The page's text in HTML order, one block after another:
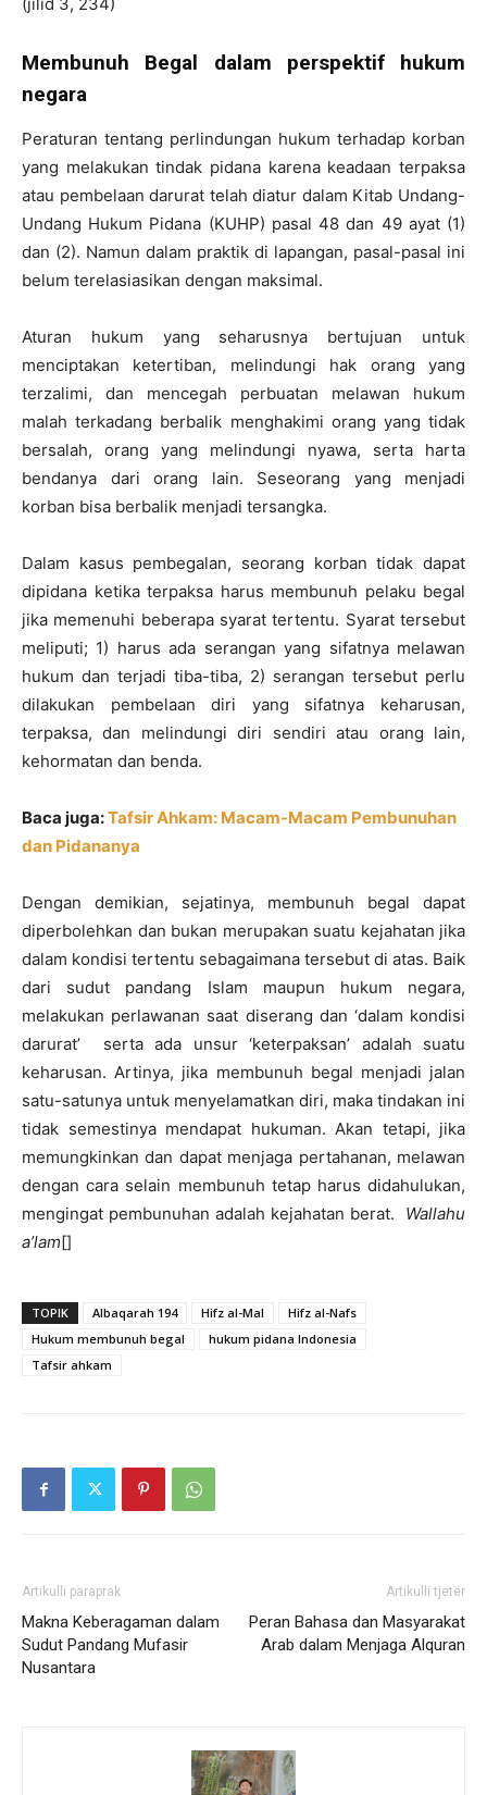
(jilid 3, 234)
Membunuh Begal dalam perspektif hukum
negara
Peraturan tentang perlindungan hukum terhadap korban
yang melakukan tindak pidana karena keadaan terpaksa
atau pembelaan darurat telah diatur dalam Kitab Undang-
Undang Hukum Pidana (KUHP) pasal 48 dan 49 ayat (1)
dan (2). Namun dalam praktik di lapangan, pasal-pasal ini
belum terelasiasikan dengan maksimal.
Aturan hukum yang seharusnya bertujuan untuk
menciptakan ketertiban, melindungi hak orang yang
terzalimi, dan mencegah perbuatan melawan hukum
malah terkadang berbalik menghakimi orang yang tidak
bersalah, orang yang melindungi nyawa, serta harta
bendanya dari orang lain. Seseorang yang menjadi
korban bisa berbalik menjadi tersangka.
Dalam kasus pembegalan, seorang korban tidak dapat
dipidana ketika terpaksa harus membunuh pelaku begal
jika memenuhi beberapa syarat tertentu. Syarat tersebut
meliputi; 1) harus ada serangan yang sifatnya melawan
hukum dan terjadi tiba-tiba, 2) serangan tersebut perlu
dilakukan pembelaan diri yang sifatnya keharusan,
terpaksa, dan melindungi diri sendiri atau orang lain,
kehormatan dan benda.
Baca juga:Tafsir Ahkam: Macam-Macam Pembunuhan
dan Pidananya
Dengan demikian, sejatinya, membunuh begal dapat
diperbolehkan dan bukan merupakan suatu kejahatan jika
dalam kondisi tertentu sebagaimana tersebut di atas. Baik
dari sudut pandang Islam maupun hukum negara,
melakukan perlawanan saat diserang dan ‘dalam kondisi
darurat’ serta ada unsur ‘keterpaksan’ adalah suatu
keharusan. Artinya, jika membunuh begal menjadi jalan
satu-satunya untuk menyelamatkan diri, maka tindakan ini
tidak semestinya mendapat hukuman. Akan tetapi, jika
memungkinkan dan dapat menjaga pertahanan, melawan
dengan cara selain membunuh tetap harus didahulukan,
mengingat pembunuhan adalah kejahatan berat. Wallahu
a’lam[]
TOPIK Albaqarah 194 Hifz al-Mal
Hifz al-Nafs
Hukum membunuh begal
hukum pidana Indonesia
Tafsir ahkam
Artikulli paraprak
Makna Keberagaman dalam
Sudut Pandang Mufasir
Nusantara
Artikulli tjetër
Peran Bahasa dan Masyarakat
Arab dalam Menjaga Alquran